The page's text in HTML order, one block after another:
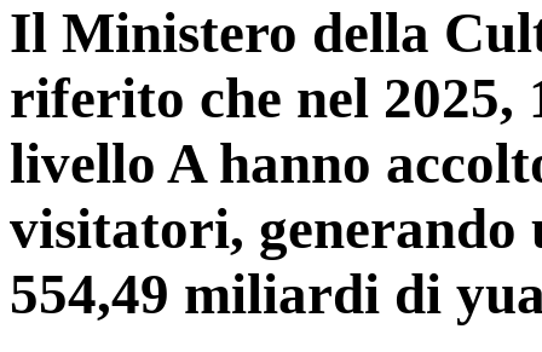
Il Ministero della
riferito che nel
livello A hanno
visitatori,
554,49 miliardi di